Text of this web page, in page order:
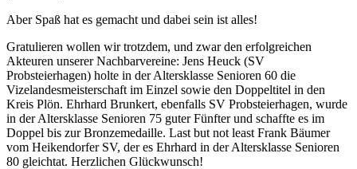
Aber Spaß hat es gemacht und dabei sein ist alles!
Gratulieren wollen wir trotzdem, und zwar den erfolgreichen
Akteuren unserer Nachbarvereine: Jens Heuck (SV
Probsteierhagen) holte in der Altersklasse Senioren 60 die
Vizelandesmeisterschaft im Einzel sowie den Doppeltitel in den
Kreis Plön. Ehrhard Brunkert, ebenfalls SV Probsteierhagen, wurde
in der Altersklasse Senioren 75 guter Fünfter und schaffte es im
Doppel bis zur Bronzemedaille. Last but not least Frank Bäumer
vom Heikendorfer SV, der es Ehrhard in der Altersklasse Senioren
80 gleichtat. Herzlichen Glückwunsch!